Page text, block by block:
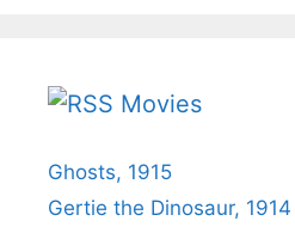
Movies
Ghosts, 1915
Gertie the Dinosaur, 1914